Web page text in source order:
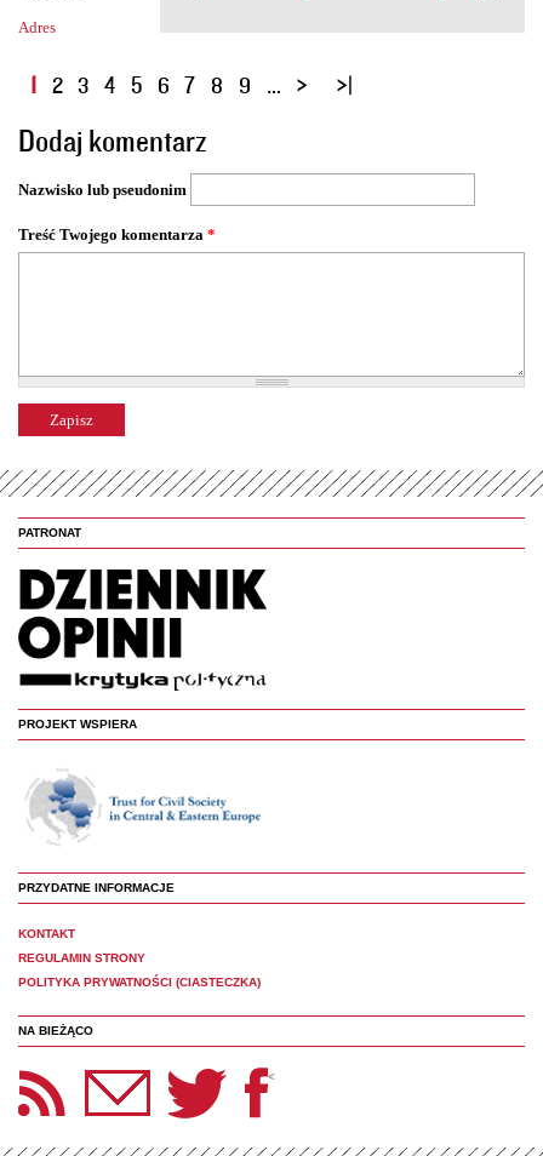
Adres
S
r
o
n
y
1 2 3 4 5 6 7 8 9 …
Dodaj komentarz
Nazwisko lub pseudonim
Treść Twojego komentarza *
PATRONAT
PROJEKT WSPIERA
PRZYDATNE INFORMACJE
KONTAKT
REGULAMIN STRONY
POLITYKA PRYWATNOŚCI (CIASTECZKA)
NA BIEŻĄCO
Panoptyka Facebook <